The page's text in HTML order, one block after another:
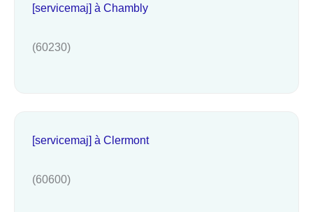
[servicemaj] à Chambly
(60230)
[servicemaj] à Clermont
(60600)